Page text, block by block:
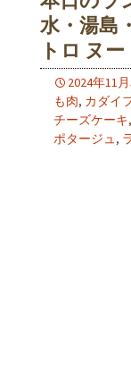
水・湯島
トロ ヌー
2024年11
も肉, カダイ
チーズケーキ,
ポタージュ,